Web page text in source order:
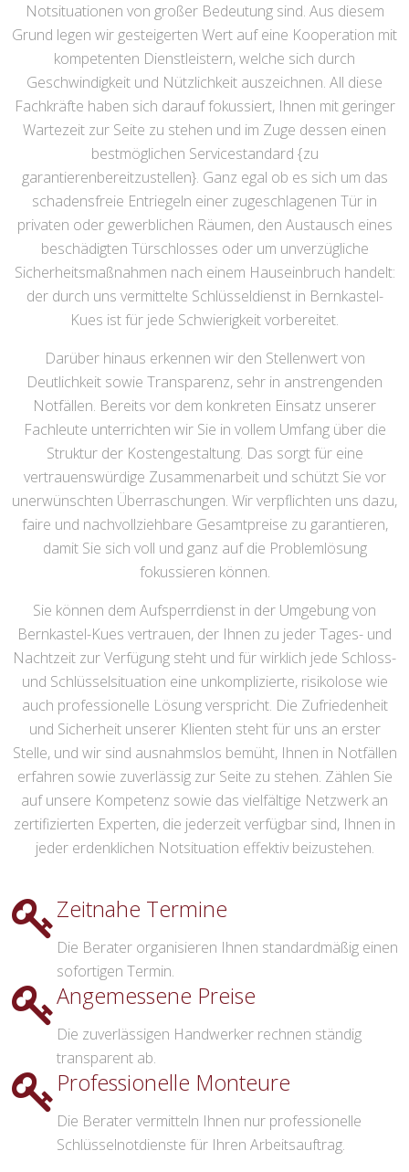
Notsituationen von großer Bedeutung sind. Aus diesem
Grund legen wir gesteigerten Wert auf eine Kooperation mit
kompetenten Dienstleistern, welche sich durch
Geschwindigkeit und Nützlichkeit auszeichnen. All diese
Fachkräfte haben sich darauf fokussiert, Ihnen mit geringer
Wartezeit zur Seite zu stehen und im Zuge dessen einen
bestmöglichen Servicestandard {zu
garantierenbereitzustellen}. Ganz egal ob es sich um das
schadensfreie Entriegeln einer zugeschlagenen Tür in
privaten oder gewerblichen Räumen, den Austausch eines
beschädigten Türschlosses oder um unverzügliche
Sicherheitsmaßnahmen nach einem Hauseinbruch handelt:
der durch uns vermittelte Schlüsseldienst in Bernkastel-
Kues ist für jede Schwierigkeit vorbereitet.
Darüber hinaus erkennen wir den Stellenwert von
Deutlichkeit sowie Transparenz, sehr in anstrengenden
Notfällen. Bereits vor dem konkreten Einsatz unserer
Fachleute unterrichten wir Sie in vollem Umfang über die
Struktur der Kostengestaltung. Das sorgt für eine
vertrauenswürdige Zusammenarbeit und schützt Sie vor
unerwünschten Überraschungen. Wir verpflichten uns dazu,
faire und nachvollziehbare Gesamtpreise zu garantieren,
damit Sie sich voll und ganz auf die Problemlösung
fokussieren können.
Sie können dem Aufsperrdienst in der Umgebung von
Bernkastel-Kues vertrauen, der Ihnen zu jeder Tages- und
Nachtzeit zur Verfügung steht und für wirklich jede Schloss-
und Schlüsselsituation eine unkomplizierte, risikolose wie
auch professionelle Lösung verspricht. Die Zufriedenheit
und Sicherheit unserer Klienten steht für uns an erster
Stelle, und wir sind ausnahmslos bemüht, Ihnen in Notfällen
erfahren sowie zuverlässig zur Seite zu stehen. Zählen Sie
auf unsere Kompetenz sowie das vielfältige Netzwerk an
zertifizierten Experten, die jederzeit verfügbar sind, Ihnen in
jeder erdenklichen Notsituation effektiv beizustehen.
Zeitnahe Termine
Die Berater organisieren Ihnen standardmäßig einen
sofortigen Termin.
Angemessene Preise
Die zuverlässigen Handwerker rechnen ständig
transparent ab.
Professionelle Monteure
Die Berater vermitteln Ihnen nur professionelle
Schlüsselnotdienste für Ihren Arbeitsauftrag.